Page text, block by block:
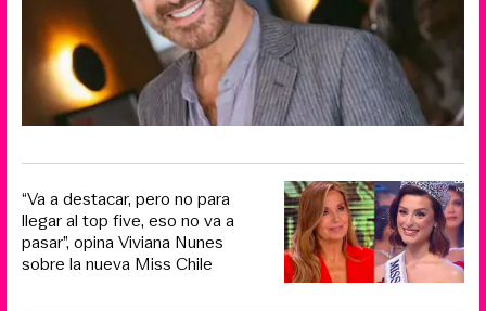
“Va a destacar, pero no para
llegar al top five, eso no va a
pasar”, opina Viviana Nunes
sobre la nueva Miss Chile